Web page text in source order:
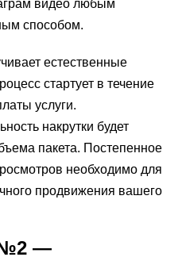
видео любым
способом.
естественные
стартует в течение
услуги.
накрутки будет
пакета. Постепенное
необходимо для
продвижения вашего
№2 —